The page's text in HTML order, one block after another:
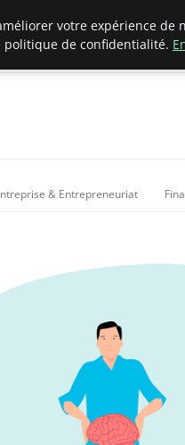
& Entrepreneuriat
votre expérience de
politique de confidentialité.